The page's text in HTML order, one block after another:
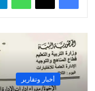
أخبار وتقارير